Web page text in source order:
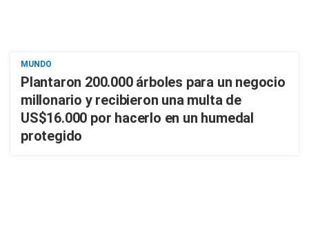
MUNDO
Plantaron 200.000 árboles para un negocio
millonario y recibieron una multa de
US$16.000 por hacerlo en un humedal
protegido